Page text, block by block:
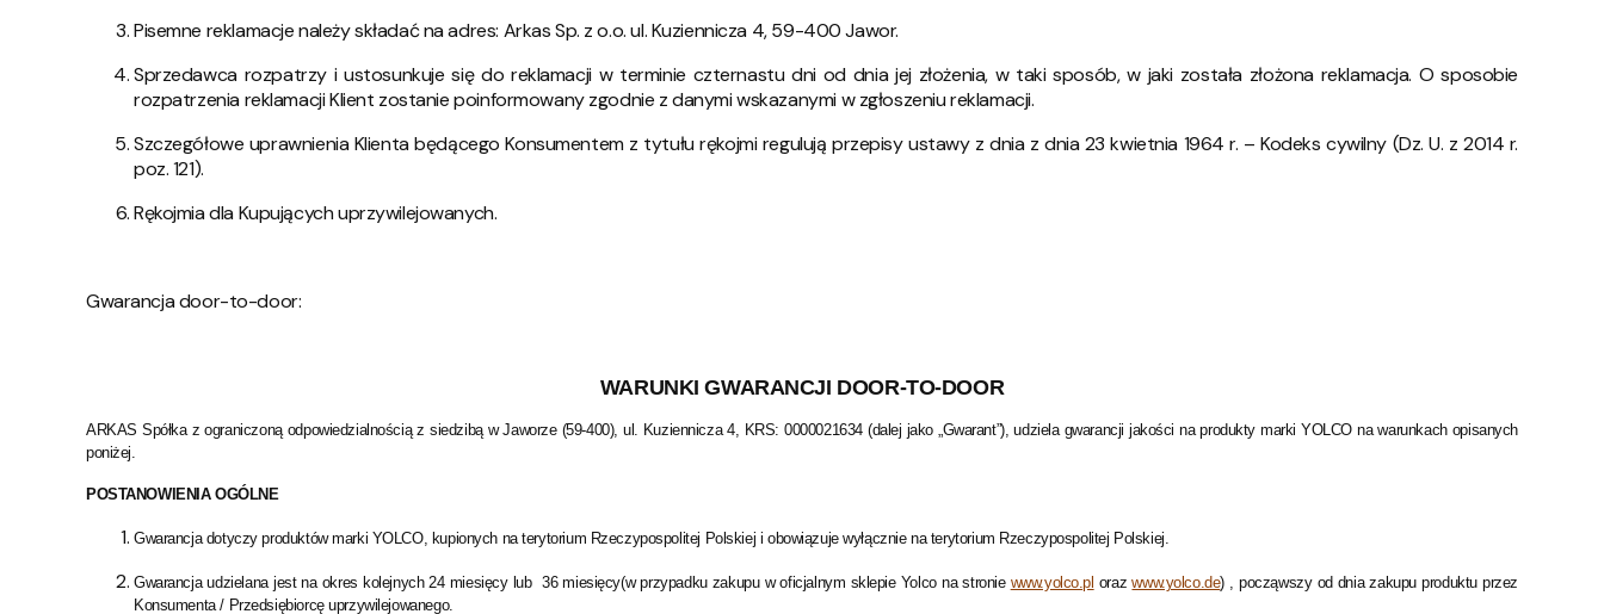
Pisemne reklamacje należy składać na adres: Arkas Sp. z o.o. ul. Kuziennicza 4, 59-400 Jawor.
Sprzedawca rozpatrzy i ustosunkuje się do reklamacji w terminie czternastu dni od dnia jej złożenia, w taki sposób, w jaki została złożona reklamacja. O sposobie
rozpatrzenia reklamacji Klient zostanie poinformowany zgodnie z danymi wskazanymi w zgłoszeniu reklamacji.
Szczegółowe uprawnienia Klienta będącego Konsumentem z tytułu rękojmi regulują przepisy ustawy z dnia z dnia 23 kwietnia 1964 r. – Kodeks cywilny (Dz. U. z 2014 r.
poz. 121).
Rękojmia dla Kupujących uprzywilejowanych.
Gwarancja door-to-door:
WARUNKI GWARANCJI DOOR-TO-DOOR
ARKAS Spółka z ograniczoną odpowiedzialnością z siedzibą w Jaworze (59-400), ul. Kuziennicza 4, KRS: 0000021634 (dalej jako „Gwarant”), udziela gwarancji jakości na produkty marki YOLCO na warunkach opisanych
poniżej.
POSTANOWIENIA OGÓLNE
Gwarancja dotyczy produktów marki YOLCO, kupionych na terytorium Rzeczypospolitej Polskiej i obowiązuje wyłącznie na terytorium Rzeczypospolitej Polskiej.
Gwarancja udzielana jest na okres kolejnych 24 miesięcy lub 36 miesięcy(w przypadku zakupu w oficjalnym sklepie Yolco na stronie www.yolco.pl orazwww.yolco.de) , począwszy od dnia zakupu produktu przez
Konsumenta / Przedsiębiorcę uprzywilejowanego.